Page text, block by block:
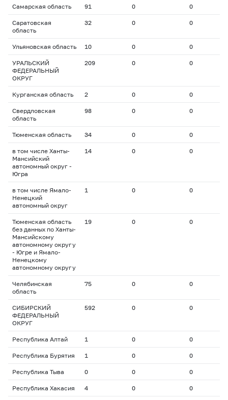
Самарская область 91 0 0
Саратовская
область
32 0 0
Ульяновская область 10 0 0
УРАЛЬСКИЙ
ФЕДЕРАЛЬНЫЙ
ОКРУГ
209 0 0
Курганская область 2 0 0
Свердловская
область
98 0 0
Тюменская область 34 0 0
в том числе Ханты-
Мансийский
автономный округ -
Югра
14 0 0
в том числе Ямало-
Ненецкий
автономный округ
1 0 0
Тюменская область
без данных по Ханты-
Мансийскому
автономному округу
- Югре и Ямало-
Ненецкому
автономному округу
19 0 0
Челябинская
область
75 0 0
СИБИРСКИЙ
ФЕДЕРАЛЬНЫЙ
ОКРУГ
592 0 0
Республика Алтай 1 0 0
Республика Бурятия 1 0 0
Республика Тыва 0 0 0
Республика Хакасия 4 0 0